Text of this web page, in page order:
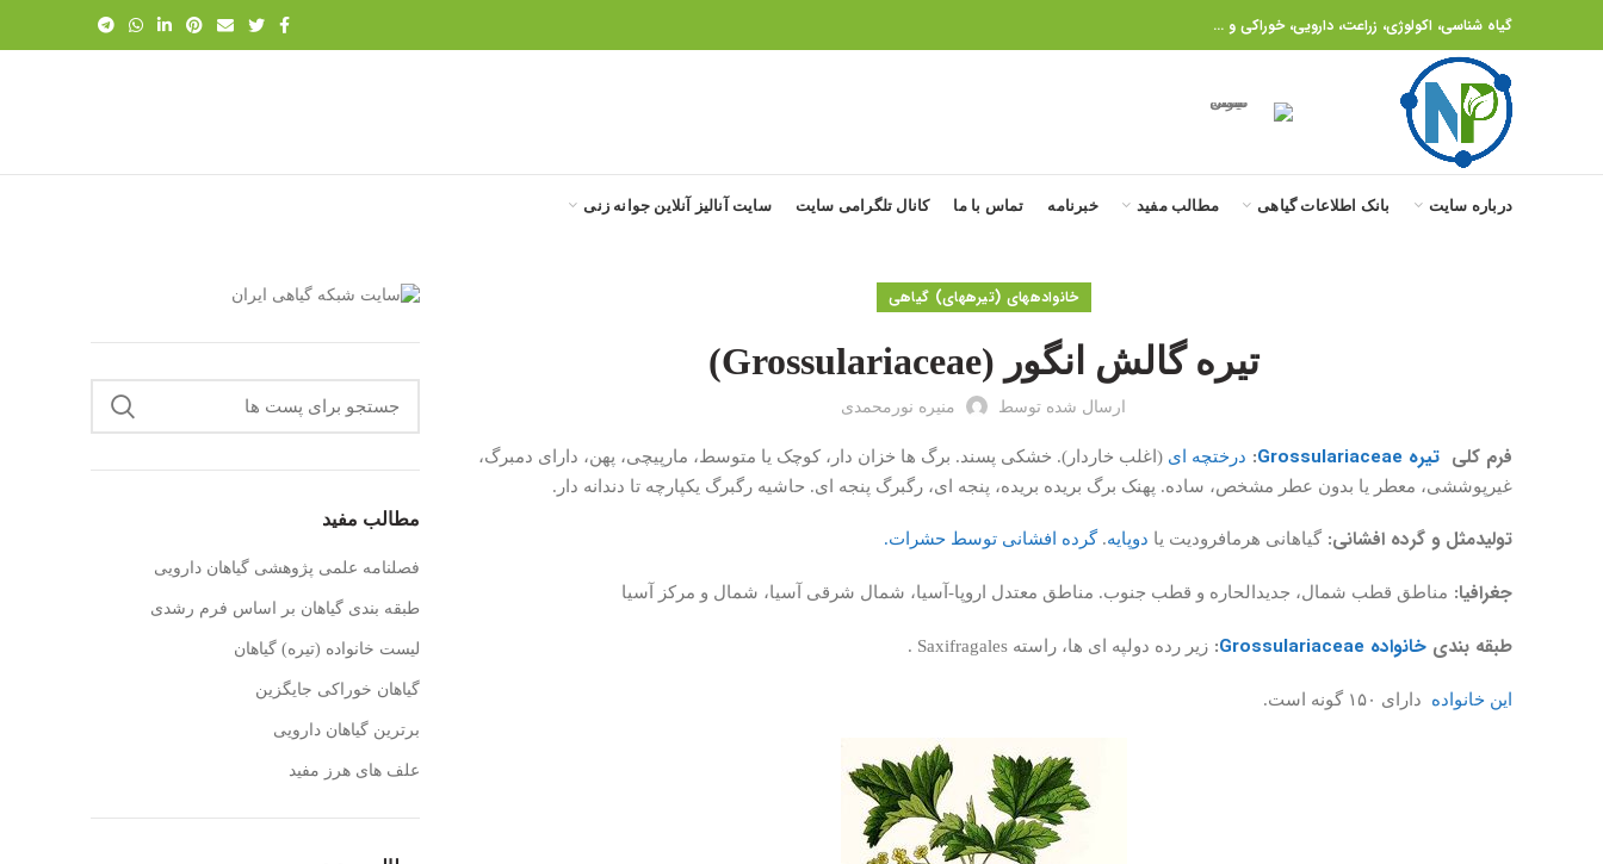
گیاه شناسی، اکولوژی، زراعت، دارویی، خوراکی و ...
درباره سایت بانک اطلاعات گیاهی مطالب مفید خبرنامه تماس با ما کانال تلگرامی سایت سایت آنالیز آنلاین جوانه زنی
خانواده‎های (تیره‎های) گیاهی
تیره گالش انگور (Grossulariaceae)
ارسال شده توسط منیره نورمحمدی
فرم کلی تیره Grossulariaceae : درختچه ای (اغلب خاردار). خشکی پسند. برگ ها خزان دار، کوچک یا متوسط، مارپیچی، پهن، دارای دمبرگ،
غیرپوششی، معطر یا بدون عطر مشخص، ساده. پهنک برگ بریده بریده، پنجه ای، رگبرگ پنجه ای. حاشیه رگبرگ یکپارچه تا دندانه دار.
تولیدمثل و گرده افشانی: گیاهانی هرمافرودیت یا دوپایه.گرده افشانی توسط حشرات.
جغرافیا: مناطق قطب شمال، جدیدالحاره و قطب جنوب. مناطق معتدل اروپا-آسیا، شمال شرقی آسیا، شمال و مرکز آسیا
طبقه بندی خانواده Grossulariaceae : زیر رده دولپه ای ها، راسته Saxifragales .
این خانواده دارای ۱۵۰ گونه است.
مطالب مفید
فصلنامه علمی پژوهشی گیاهان دارویی
طبقه بندی گیاهان بر اساس فرم رشدی
لیست خانواده (تیره) گیاهان
گیاهان خوراکی جایگزین
برترین گیاهان دارویی
علف های هرز مفید